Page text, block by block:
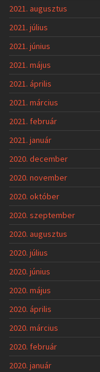
2021. augusztus
2021. július
2021. június
2021. május
2021. április
2021. március
2021. február
2021. január
2020. december
2020. november
2020. október
2020. szeptember
2020. augusztus
2020. július
2020. június
2020. május
2020. április
2020. március
2020. február
2020. január